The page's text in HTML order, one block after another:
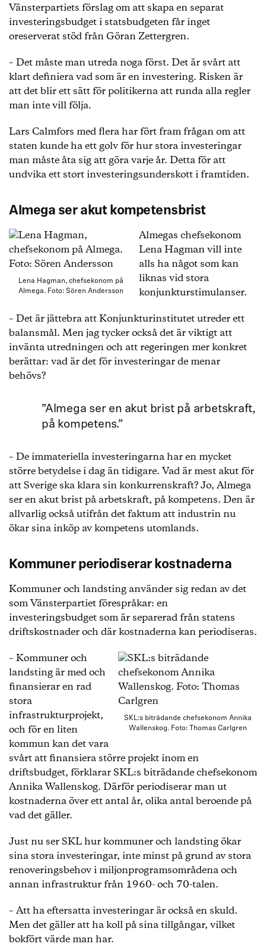
Vänsterpartiets förslag om att skapa en separat
investeringsbudget i statsbudgeten får inget
oreserverat stöd från Göran Zettergren.
– Det måste man utreda noga först. Det är svårt att
klart definiera vad som är en investering. Risken är
att det blir ett sätt för politikerna att runda alla regler
man inte vill följa.
Lars Calmfors med flera har fört fram frågan om att
staten kunde ha ett golv för hur stora investeringar
man måste åta sig att göra varje år. Detta för att
undvika ett stort investeringsunderskott i framtiden.
Almega ser akut kompetensbrist
Lena Hagman, chefsekonom på
Almega. Foto: Sören Andersson
Almegas chefsekonom
Lena Hagman vill inte
alls ha något som kan
liknas vid stora
konjunkturstimulanser.
– Det är jättebra att Konjunkturinstitutet utreder ett
balansmål. Men jag tycker också det är viktigt att
invänta utredningen och att regeringen mer konkret
berättar: vad är det för investeringar de menar
behövs?
”Almega ser en akut brist på arbetskraft,
på kompetens.”
– De immateriella investeringarna har en mycket
större betydelse i dag än tidigare. Vad är mest akut för
att Sverige ska klara sin konkurrenskraft? Jo, Almega
ser en akut brist på arbetskraft, på kompetens. Den är
allvarlig också utifrån det faktum att industrin nu
ökar sina inköp av kompetens utomlands.
Kommuner periodiserar kostnaderna
Kommuner och landsting använder sig redan av det
som Vänsterpartiet förespråkar: en
investeringsbudget som är separerad från statens
driftskostnader och där kostnaderna kan periodiseras.
SKL:s biträdande chefsekonom Annika
Wallenskog. Foto: Thomas Carlgren
– Kommuner och
landsting är med och
finansierar en rad
stora
infrastrukturprojekt,
och för en liten
kommun kan det vara
svårt att finansiera större projekt inom en
driftsbudget, förklarar SKL:s biträdande chefsekonom
Annika Wallenskog. Därför periodiserar man ut
kostnaderna över ett antal år, olika antal beroende på
vad det gäller.
Just nu ser SKL hur kommuner och landsting ökar
sina stora investeringar, inte minst på grund av stora
renoveringsbehov i miljonprogramsområdena och
annan infrastruktur från 1960- och 70-talen.
– Att ha eftersatta investeringar är också en skuld.
Men det gäller att ha koll på sina tillgångar, vilket
bokfört värde man har.